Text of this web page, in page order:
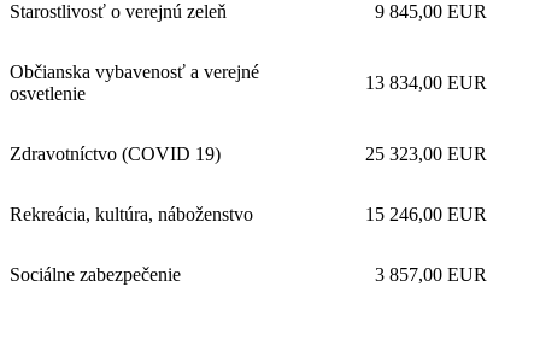
Starostlivosť o verejnú zeleň 9 845,00 EUR
Občianska vybavenosť a verejné
osvetlenie
13 834,00 EUR
Zdravotníctvo (COVID 19) 25 323,00 EUR
Rekreácia, kultúra, náboženstvo 15 246,00 EUR
Sociálne zabezpečenie 3 857,00 EUR